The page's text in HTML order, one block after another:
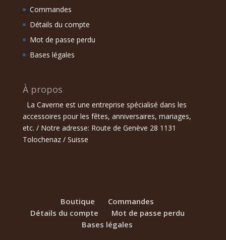
Commandes
Détails du compte
Mot de passe perdu
Bases légales
À propos
La Caverne est une entreprise spécialisé dans les
accessoires pour les fêtes, anniversaires, mariages,
etc. / Notre adresse: Route de Genève 28 1131
Tolochenaz / Suisse
Boutique
Commandes
Détails du compte
Mot de passe perdu
Bases légales